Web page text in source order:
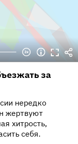
за
нередко
жертвуют
хитрость,
себя.